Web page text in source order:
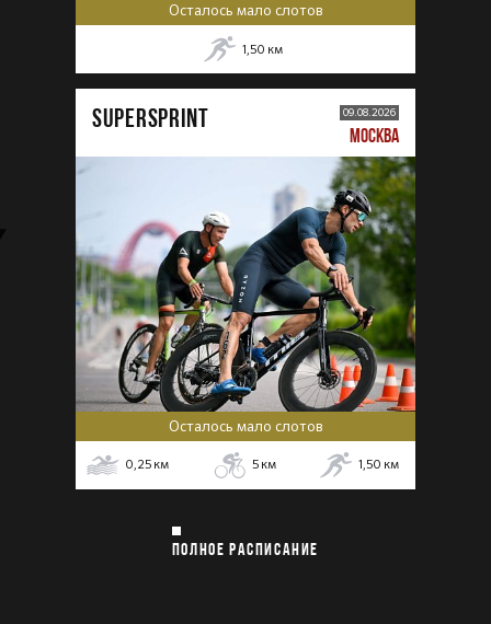
Осталось мало слотов
1,50 км
SUPERSPRINT 09.08.2026
МОСКВА
Осталось мало слотов
0,25 км 5 км 1,50 км
ПОЛНОЕ РАСПИСАНИЕ